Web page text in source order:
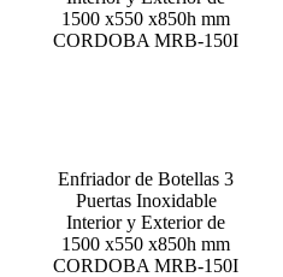
Enfriador de Botellas 3
Puertas Inoxidable
Interior y Exterior de
1500 x550 x850h mm
CORDOBA MRB-150I